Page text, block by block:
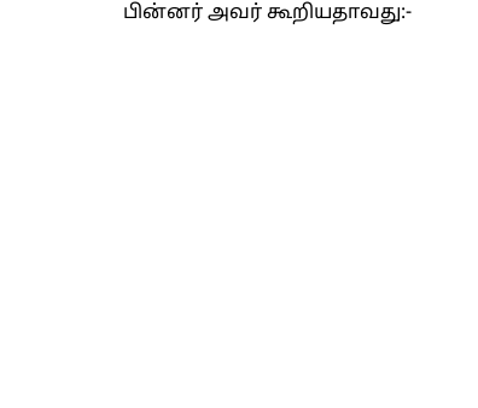
பின்னர் அவர் கூறியதாவது:-